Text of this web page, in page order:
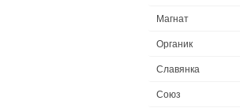
Магнат
Органик
Славянка
Союз